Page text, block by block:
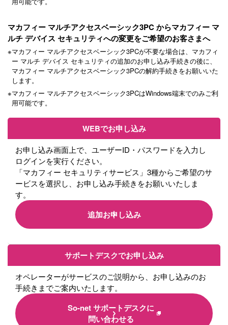
マカフィー マルチアクセスベーシック3PC からマカフィー マ
ルチ デバイス セキュリティへの変更をご希望のお客さまへ
※マカフィー マルチアクセスベーシック3PCが不要な場合は、マカフィ
ー マルチ デバイス セキュリティの追加のお申し込み手続きの後に、
マカフィー マルチアクセスベーシック3PCの解約手続きをお願いいた
します。
※マカフィー マルチアクセスベーシック3PCはWindows端末でのみご利
用可能です。
WEBでお申し込み
お申し込み画面上で、ユーザーID・パスワードを入力し
ログインを実行ください。
「マカフィー セキュリティサービス」3種からご希望のサ
ービスを選択し、お申し込み手続きをお願いいたしま
す。
追加お申し込み
サポートデスクでお申し込み
オペレーターがサービスのご説明から、お申し込みのお
手続きまでご案内いたします。
So-net サポートデスクに
問い合わせる